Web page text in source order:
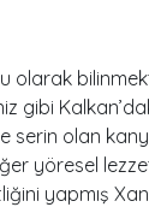
olarak
gibi
serin olan
yöresel
yapmış